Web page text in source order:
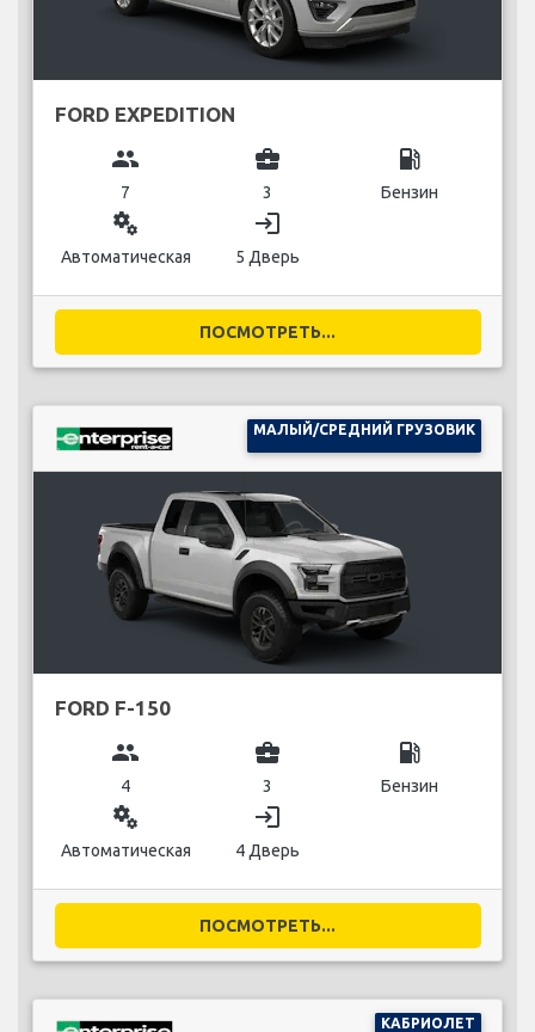
FORD EXPEDITION
group
7
business_center
3
local_gas_station
Бензин
miscellaneous_services
Автоматическая
login
5 Дверь
ПОСМОТРЕТЬ...
МАЛЫЙ/СРЕДНИЙ ГРУЗОВИК
FORD F-150
group
4
business_center
3
local_gas_station
Бензин
miscellaneous_services
Автоматическая
login
4 Дверь
ПОСМОТРЕТЬ...
КАБРИОЛЕТ